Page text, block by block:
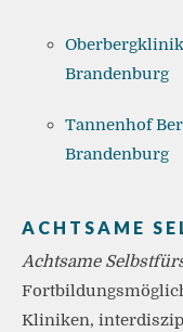
Brandenburg
Tannenhof
Brandenburg
ACHTSAME
Achtsame
Kliniken,